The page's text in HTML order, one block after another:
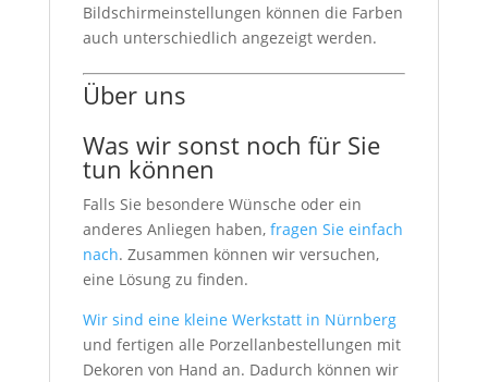
Bildschirmeinstellungen können die Farben
auch unterschiedlich angezeigt werden.
Über uns
Was wir sonst noch für Sie
tun können
Falls Sie besondere Wünsche oder ein
anderes Anliegen haben, fragen Sie einfach
nach. Zusammen können wir versuchen,
eine Lösung zu finden.
Wir sind eine kleine Werkstatt in Nürnberg
und fertigen alle Porzellanbestellungen mit
Dekoren von Hand an. Dadurch können wir